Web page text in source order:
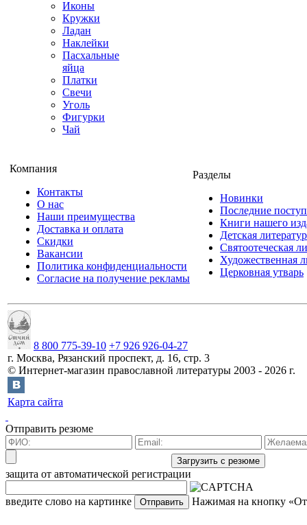
Иконы
Кружки
Ладан
Наклейки
Пасхальные
яйца
Платки
Свечи
Уголь
Фигурки
Чай
Компания
Контакты
О нас
Наши преимущества
Доставка и оплата
Скидки
Вакансии
Политика конфиденциальности
Согласие на получение рекламы
Разделы
Новинки
Последние
Книги нашего
Детская
Святоотеческая
Художественная
Церковная утварь
8 800 775-39-10 +7 926 926-04-27
г. Москва, Рязанский проспект, д. 16, стр. 3
© Интернет-магазин православной литературы 2003 - 2026 г.
Карта сайта
Отправить резюме
защита от автоматической регистрации
введите слово на картинке Нажимая на кнопку